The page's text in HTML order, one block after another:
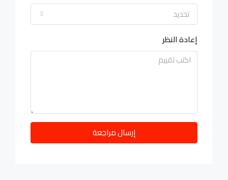
تحديد
إعادة النظر
إرسال مراجعة